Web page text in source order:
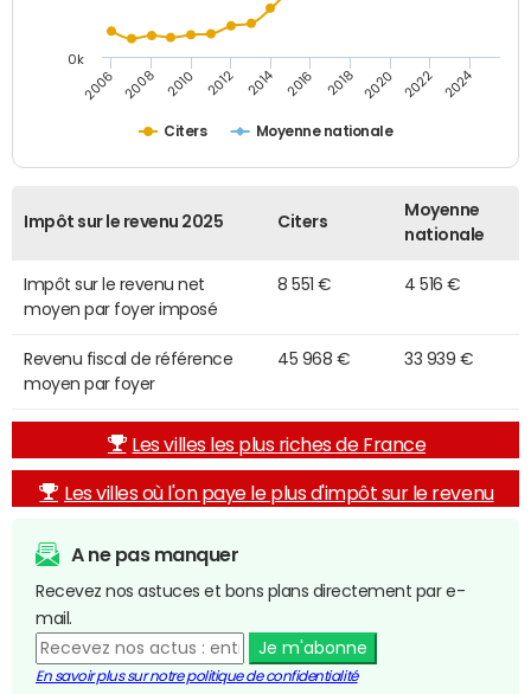
Citers Moyenne nationale
2006 2008 2010 2012 2014 2016 2018 2020 2022 2024
0k
Impôt sur le revenu 2025 Citers
Moyenne
nationale
Impôt sur le revenu net
moyen par foyer imposé
8 551 € 4 516 €
Revenu fiscal de référence
moyen par foyer
45 968 € 33 939 €
Les villes les plus riches de France
Les villes où l'on paye le plus d'impôt sur le revenu
A ne pas manquer
Recevez nos astuces et bons plans directement par e-
mail.
Je m'abonne
En savoir plus sur notre politique de confidentialité